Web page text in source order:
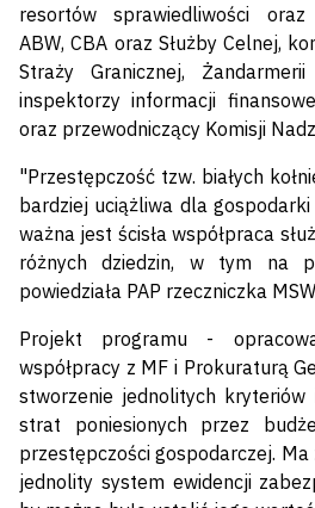
resortów sprawiedliwości
ABW, CBA oraz Służby Celnej,
Straży Granicznej,
inspektorzy informacji
oraz przewodniczący Komisji
"Przestępczość tzw. białych
bardziej uciążliwa dla
ważna jest ścisła współpraca
różnych dziedzin, w tym na
powiedziała PAP rzeczniczka
Projekt programu -
współpracy z MF i Prokuraturą
stworzenie jednolitych kryteriów
strat poniesionych przez
przestępczości gospodarczej.
jednolity system ewidencji